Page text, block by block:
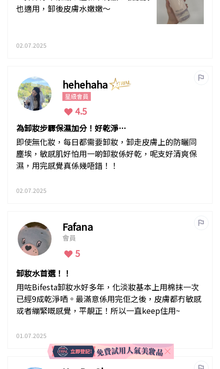
也適用，卸後皮膚水嫩嫩～
02.07.2025
hehehaha
星級會員
4.5
為卸妝步驟保濕加分！好乾淨清
爽
即使無化妝，每日都需要卸妝，卸走皮膚上的防曬同
塵埃，敏感肌好怕用一啲卸妝係好乾，呢支好清爽保
濕，用完感覺真係幾唔錯！！
02.07.2025
Fafana
會員
5
卸妝水首選！！
用咗Bifesta卸妝水好多年，化淡妝基本上用棉抹一次
已經9成乾淨哂。最滿意係用完佢之後，皮膚都冇敏感
或者繃緊嘅感覺，平靚正！所以一直keep住用~
01.07.2025